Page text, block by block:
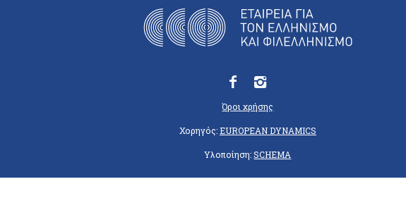
Όροι χρήσης
Χορηγός:EUROPEAN DYNAMICS
Υλοποίηση:SCHEMA